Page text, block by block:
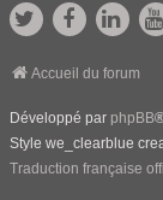
Accueil du forum
Développé par phpBB
Style we_clearblue
Traduction française